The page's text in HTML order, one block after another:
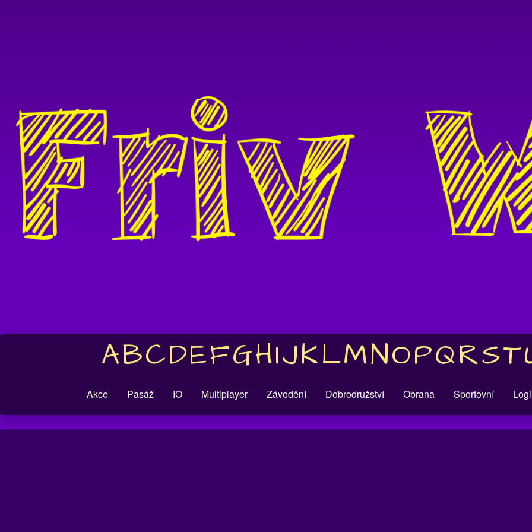
ABCDEFGHIJKLMNOPQRST
Akce Pasáž IO Multiplayer Závodění Dobrodružství Obrana Sportovní